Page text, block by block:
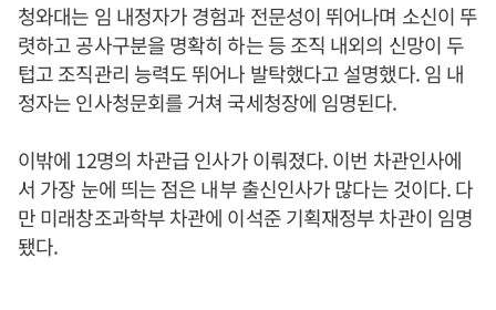
청와대는 임 내정자가 경험과 전문성이 뛰어나며 소신이 뚜
렷하고 공사구분을 명확히 하는 등 조직 내외의 신망이 두
텁고 조직관리 능력도 뛰어나 발탁했다고 설명했다. 임 내
정자는 인사청문회를 거쳐 국세청장에 임명된다.
이밖에 12명의 차관급 인사가 이뤄졌다. 이번 차관인사에
서 가장 눈에 띄는 점은 내부 출신인사가 많다는 것이다. 다
만 미래창조과학부 차관에 이석준 기획재정부 차관이 임명
됐다.